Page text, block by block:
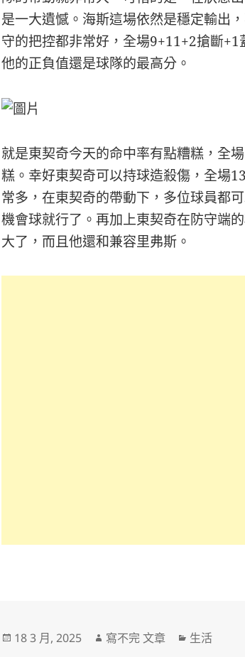
是一大遺憾。海斯這場依然是穩定輸出
守的把控都非常好，全場9+11+2搶斷+1
他的正負值還是球隊的最高分。
就是東契奇今天的命中率有點糟糕，全
糕。幸好東契奇可以持球造殺傷，全場
常多，在東契奇的帶動下，多位球員都
機會球就行了。再加上東契奇在防守端
大了，而且他還和兼容里弗斯。
發
18 3 月, 2025
作
寫不完 文章
分
生活